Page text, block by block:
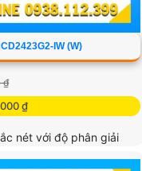
IW (W)
₫
₫
nét với độ phân giải
chiều, lưu trữ tối đa